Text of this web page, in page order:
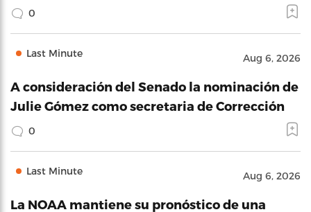
0
Last Minute Aug 6, 2026
A consideración del Senado la nominación de
Julie Gómez como secretaria de Corrección
0
Last Minute Aug 6, 2026
La NOAA mantiene su pronóstico de una